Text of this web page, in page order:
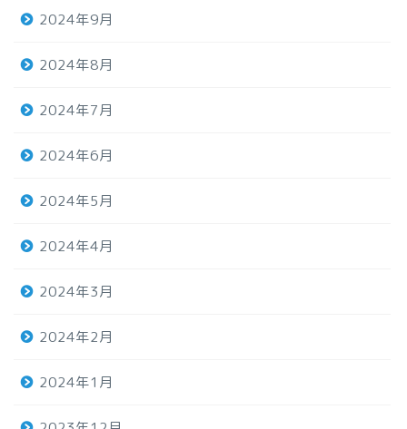
2024年9月
2024年8月
2024年7月
2024年6月
2024年5月
2024年4月
2024年3月
2024年2月
2024年1月